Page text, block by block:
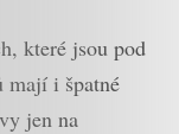
které jsou pod
mají i špatné
jen na